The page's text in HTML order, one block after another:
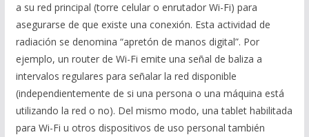
a su red principal (torre celular o enrutador Wi-Fi) para
asegurarse de que existe una conexión. Esta actividad de
radiación se denomina “apretón de manos digital”. Por
ejemplo, un router de Wi-Fi emite una señal de baliza a
intervalos regulares para señalar la red disponible
(independientemente de si una persona o una máquina está
utilizando la red o no). Del mismo modo, una tablet habilitada
para Wi-Fi u otros dispositivos de uso personal también